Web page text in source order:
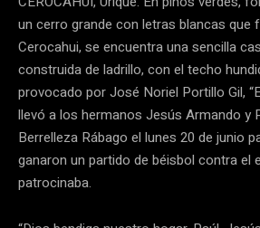
un cerro grande con letras blancas que
Cerocahui, se encuentra una sencilla
construida de ladrillo, con el techo
provocado por José Noriel Portillo Gil,
llevó a los hermanos Jesús Armando y
Berrelleza Rábago el lunes 20 de junio
ganaron un partido de béisbol contra el
patrocinaba.